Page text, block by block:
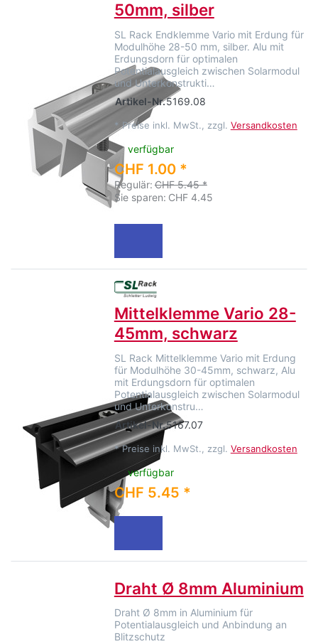
50mm, silber
SL Rack Endklemme Vario mit Erdung für
Modulhöhe 28-50 mm, silber. Alu mit
Erdungsdorn für optimalen
Potentialausgleich zwischen Solarmodul
und Unterkonstrukti…
Artikel-Nr.5169.08
* Preise inkl. MwSt., zzgl. Versandkosten
verfügbar
CHF 1.00 *
Regulär: CHF 5.45 *
Sie sparen: CHF 4.45
Mittelklemme Vario 28-
45mm, schwarz
SL Rack Mittelklemme Vario mit Erdung
für Modulhöhe 30-45mm, schwarz, Alu
mit Erdungsdorn für optimalen
Potentialausgleich zwischen Solarmodul
und Unterkonstru…
Artikel-Nr.5167.07
* Preise inkl. MwSt., zzgl. Versandkosten
verfügbar
CHF 5.45 *
Draht Ø 8mm Aluminium
Draht Ø 8mm in Aluminium für
Potentialausgleich und Anbindung an
Blitzschutz